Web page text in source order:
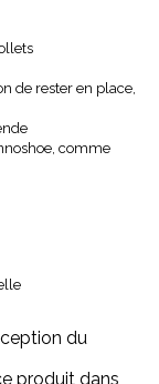
de rester en place,
comme
du
produit dans